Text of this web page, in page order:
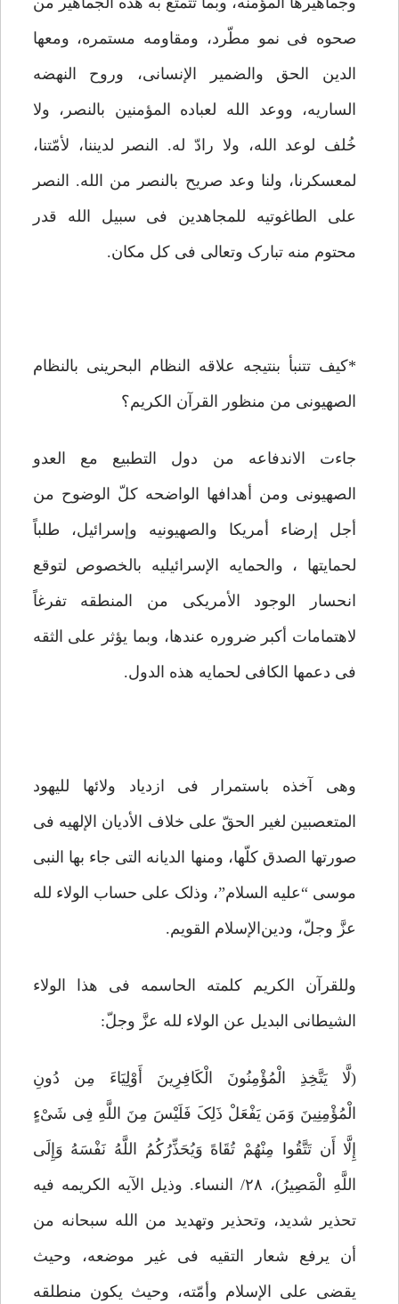
صحوه فی نمو مطّرد، ومقاومه مستمره، ومعها
الدین الحق والضمیر الإنسانی، وروح النهضه
الساریه، ووعد الله لعباده المؤمنین بالنصر، ولا
خُلف لوعد الله، ولا رادّ له. النصر لدیننا، لأمّتنا،
لمعسکرنا، ولنا وعد صریح بالنصر من الله. النصر
على الطاغوتیه للمجاهدین فی سبیل الله قدر
محتوم منه تبارک وتعالى فی کل مکان.
*کیف تتنبأ بنتیجه علاقه النظام البحرینی بالنظام
الصهیونی من منظور القرآن الکریم؟
جاءت الاندفاعه من دول التطبیع مع العدو
الصهیونی ومن أهدافها الواضحه کلّ الوضوح من
أجل إرضاء أمریکا والصهیونیه وإسرائیل، طلباً
لحمایتها ، والحمایه الإسرائیلیه بالخصوص لتوقع
انحسار الوجود الأمریکی من المنطقه تفرغاً
لاهتمامات أکبر ضروره عندها، وبما یؤثر على الثقه
فی دعمها الکافی لحمایه هذه الدول.
وهی آخذه باستمرار فی ازدیاد ولائها للیهود
المتعصبین لغیر الحقّ على خلاف الأدیان الإلهیه فی
صورتها الصدق کلّها، ومنها الدیانه التی جاء بها النبی
موسى “علیه السلام”، وذلک على حساب الولاء لله
عزَّ وجلّ، ودین‌الإسلام القویم.
وللقرآن الکریم کلمته الحاسمه فی هذا الولاء
الشیطانی البدیل عن الولاء لله عزَّ وجلّ:
(لَّا یَتَّخِذِ الْمُؤْمِنُونَ الْکَافِرِینَ أَوْلِیَاءَ مِن دُونِ
الْمُؤْمِنِینَ وَمَن یَفْعَلْ ذَلِکَ فَلَیْسَ مِنَ اللَّهِ فِی شَیْءٍ
إِلَّا أَن تَتَّقُوا مِنْهُمْ تُقَاهً وَیُحَذِّرُکُمُ اللَّهُ نَفْسَهُ وَإِلَى
اللَّهِ الْمَصِیرُ)، ۲۸/ النساء. وذیل الآیه الکریمه فیه
تحذیر شدید، وتحذیر وتهدید من الله سبحانه من
أن یرفع شعار التقیه فی غیر موضعه، وحیث
یقضی على الإسلام وأمّته، وحیث یکون منطلقه